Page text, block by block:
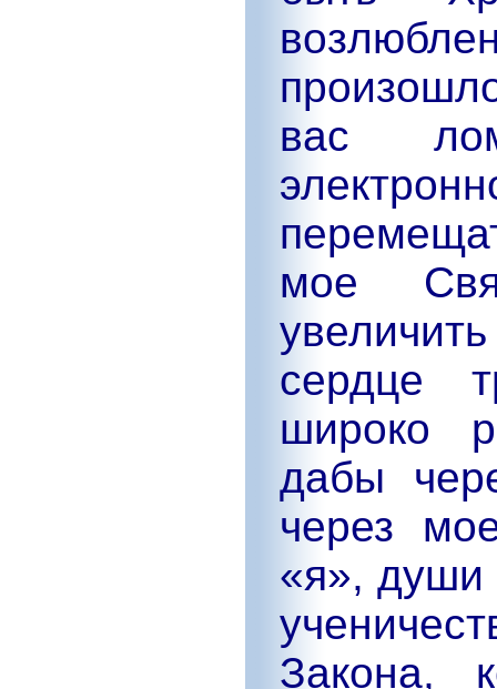
вас
мое
сердце
широко
дабы
через
«я», души
Закона,